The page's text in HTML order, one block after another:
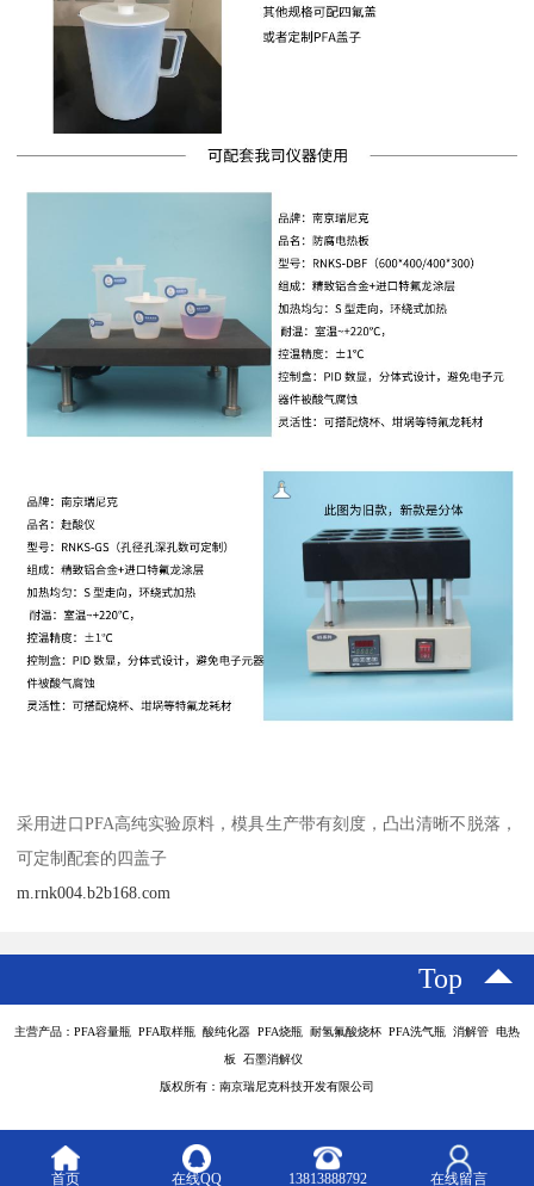
采用进口PFA高纯实验原料，模具生产带有刻度，凸出清晰不脱落，
可定制配套的四盖子
m.rnk004.b2b168.com
Top
主营产品：PFA容量瓶 PFA取样瓶 酸纯化器 PFA烧瓶 耐氢氟酸烧杯 PFA洗气瓶 消解管 电热
板 石墨消解仪
版权所有：南京瑞尼克科技开发有限公司
首页 在线QQ 13813888792 在线留言